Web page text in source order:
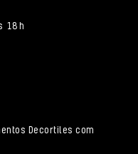
18h
Decortiles com